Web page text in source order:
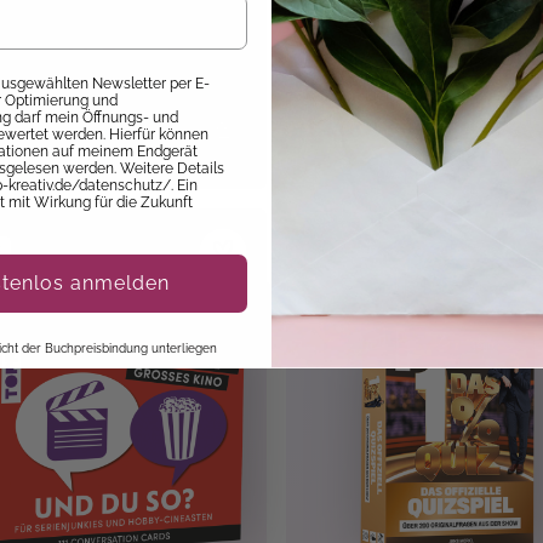
Das offizielle
zur Fantasy-
von Markus Heitz
09.10.26 versandbereit
€
Essen - Trinken -
Genusserlebnis:
so?
Sofort Lieferbar
14,99 €
12,00 €
Newsletter per E-
Optimierung und
darf mein Öffnungs- und
werden. Hierfür können
auf meinem Endgerät
werden. Weitere Details
kreativ.de/datenschutz/. Ein
mit Wirkung für die Zukunft
anmelden
der Buchpreisbindung unterliegen